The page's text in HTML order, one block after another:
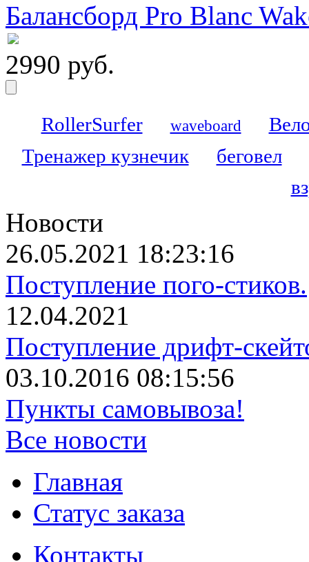
Балансборд Pro Blanc
2990 руб.
RollerSurfer waveboard
Тренажер кузнечик
беговел
Новости
26.05.2021 18:23:16
Поступление пого-стиков.
12.04.2021
Поступление дрифт-
03.10.2016 08:15:56
Пункты самовывоза!
Все новости
Главная
Статус заказа
Контакты